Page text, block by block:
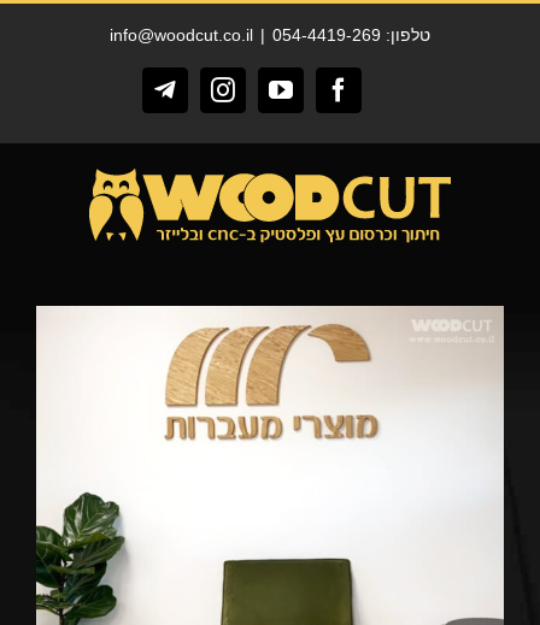
טלפון: 054-4419-269 |
info@woodcut.co.il
Facebook
YouTube
Instagram
Telegram
View
Larger